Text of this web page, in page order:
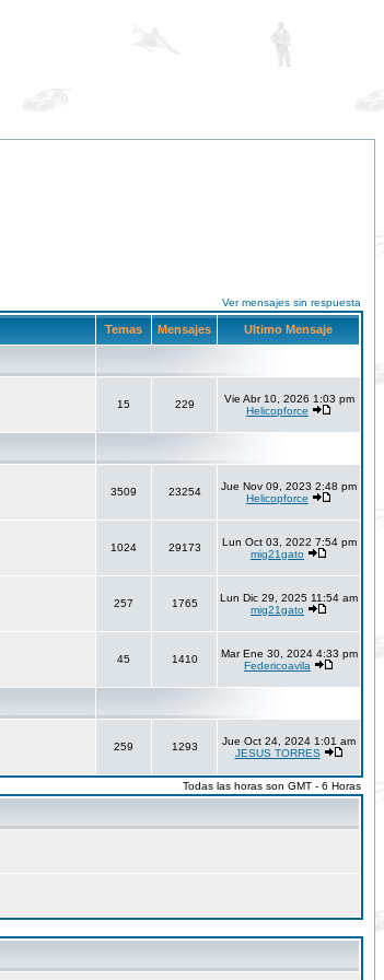
Ver mensajes sin respuesta
Temas Mensajes Ultimo Mensaje
15 229
Vie Abr 10, 2026 1:03 pm
Helicopforce
3509 23254
Jue Nov 09, 2023 2:48 pm
Helicopforce
1024 29173
Lun Oct 03, 2022 7:54 pm
mig21gato
257 1765
Lun Dic 29, 2025 11:54 am
mig21gato
45 1410
Mar Ene 30, 2024 4:33 pm
Federicoavila
259 1293
Jue Oct 24, 2024 1:01 am
JESUS TORRES
Todas las horas son GMT - 6 Horas